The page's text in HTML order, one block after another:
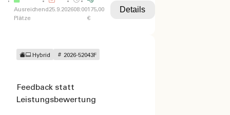
Ausreichend
Plätze
25.9.202608:00175,00
€
Details
Hybrid 2026-52043F
Feedback statt
Leistungsbewertung